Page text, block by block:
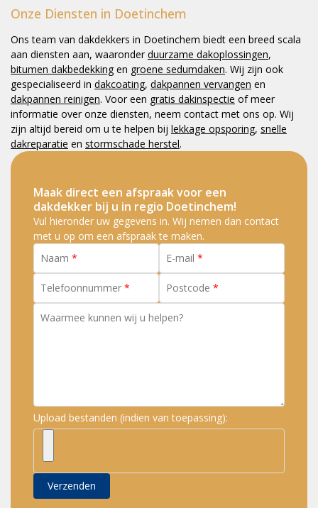
Onze Diensten in Doetinchem
Ons team van dakdekkers in Doetinchem biedt een breed scala
aan diensten aan, waaronder duurzame dakoplossingen,
bitumen dakbedekking en groene sedumdaken. Wij zijn ook
gespecialiseerd in dakcoating, dakpannen vervangen en
dakpannen reinigen. Voor een gratis dakinspectie of meer
informatie over onze diensten, neem contact met ons op. Wij
zijn altijd bereid om u te helpen bij lekkage opsporing, snelle
dakreparatie en stormschade herstel.
Maak direct een afspraak voor een
dakdekker bij u in regio Doetinchem!
Vul hieronder uw gegevens in. Wij nemen dan contact
met u op om een afspraak te maken.
Naam
E-mail
Telefoonnummer Postcode
Waarmee kunnen wij u helpen?
Upload bestanden (indien van toepassing):
Verzenden